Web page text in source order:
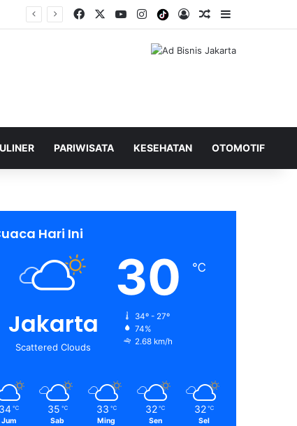
Facebook YouTubeInstagramTiktokLog InShuffle Berita
PARIWISATA KESEHATAN OTOMOTIF
Hari Ini
Jakarta
Scattered Clouds
30 ℃
34º - 27º
74%
2.68 km/h
34 ℃
Jum
35 ℃
Sab
33 ℃
Ming
32 ℃
Sen
32 ℃
Sel